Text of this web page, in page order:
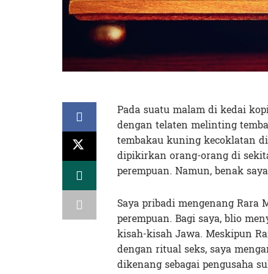
Pada suatu malam di kedai
dengan telaten melinting
tembakau kuning kecoklatan
dipikirkan orang-orang di
perempuan. Namun, benak
Saya pribadi mengenang Rara
perempuan. Bagi saya, blio
kisah-kisah Jawa. Meskipun
dengan ritual seks, saya
dikenang sebagai pengusaha